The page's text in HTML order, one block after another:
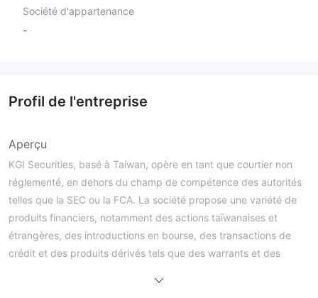
Société d'appartenance
-
Profil de l'entreprise
Aperçu
KGI Securities, basé à Taiwan, opère en tant que courtier non
réglementé, en dehors du champ de compétence des autorités
telles que la SEC ou la FCA. La société propose une variété de
produits financiers, notamment des actions taïwanaises et
étrangères, des introductions en bourse, des transactions de
crédit et des produits dérivés tels que des warrants et des